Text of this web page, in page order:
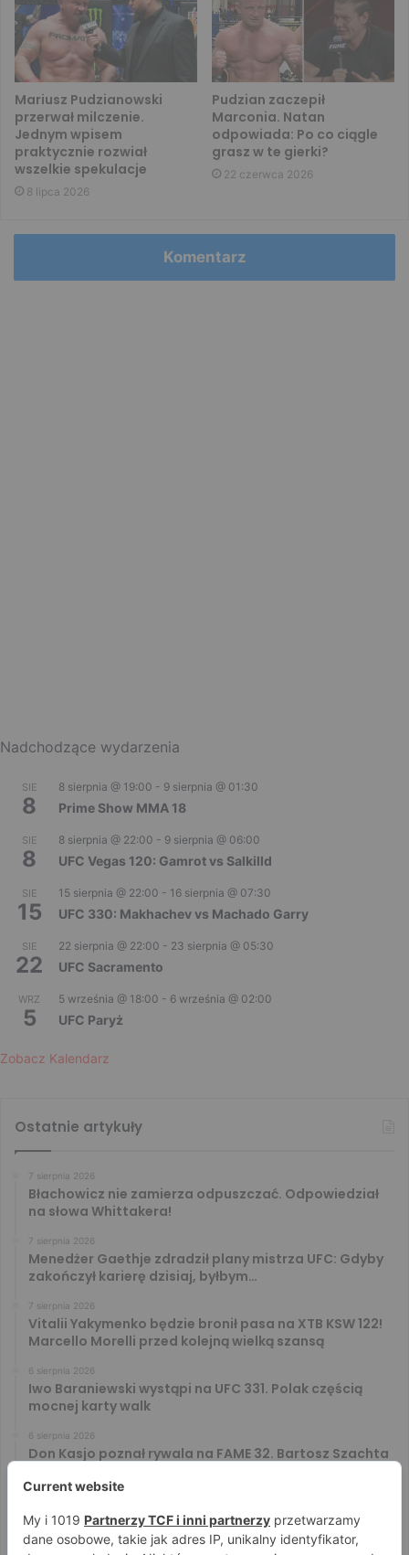
Mariusz Pudzianowski
przerwał milczenie.
Jednym wpisem
praktycznie rozwiał
wszelkie spekulacje
8 lipca 2026
Pudzian zaczepił
Marconia. Natan
odpowiada: Po co ciągle
grasz w te gierki?
22 czerwca 2026
Komentarz
Nadchodzące wydarzenia
SIE
8
8 sierpnia @ 19:00 - 9 sierpnia @ 01:30
Prime Show MMA 18
SIE
8
8 sierpnia @ 22:00 - 9 sierpnia @ 06:00
UFC Vegas 120: Gamrot vs Salkilld
SIE
15
15 sierpnia @ 22:00 - 16 sierpnia @ 07:30
UFC 330: Makhachev vs Machado Garry
SIE
22
22 sierpnia @ 22:00 - 23 sierpnia @ 05:30
UFC Sacramento
WRZ
5
5 września @ 18:00 - 6 września @ 02:00
UFC Paryż
Zobacz Kalendarz
Ostatnie artykuły
7 sierpnia 2026
Błachowicz nie zamierza odpuszczać. Odpowiedział
na słowa Whittakera!
7 sierpnia 2026
Menedżer Gaethje zdradził plany mistrza UFC: Gdyby
zakończył karierę dzisiaj, byłbym…
7 sierpnia 2026
Vitalii Yakymenko będzie bronił pasa na XTB KSW 122!
Marcello Morelli przed kolejną wielką szansą
6 sierpnia 2026
Iwo Baraniewski wystąpi na UFC 331. Polak częścią
mocnej karty walk
6 sierpnia 2026
Don Kasjo poznał rywala na FAME 32. Bartosz Szachta
Niepokonany Włodarczyk zawalczy o ranking! Na XTB
KSW 122 zmierzy się z Paivą